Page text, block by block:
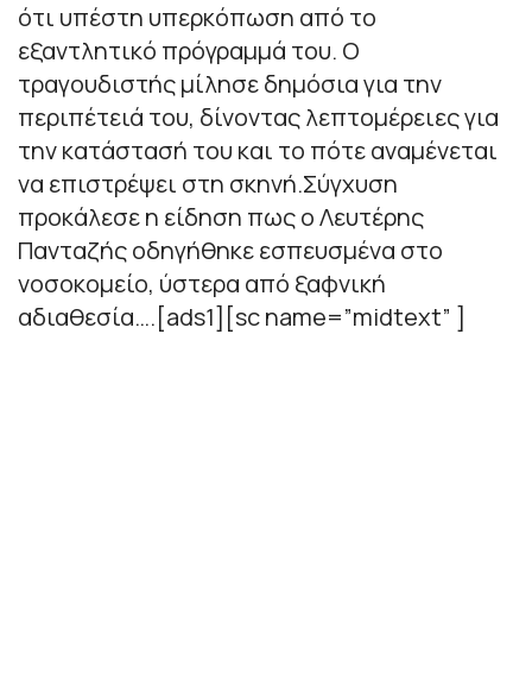
ότι υπέστη υπερκόπωση από το
εξαντλητικό πρόγραμμά του. Ο
τραγουδιστής μίλησε δημόσια για την
περιπέτειά του, δίνοντας λεπτομέρειες για
την κατάστασή του και το πότε αναμένεται
να επιστρέψει στη σκηνή.Σύγχυση
προκάλεσε η είδηση πως ο Λευτέρης
Πανταζής οδηγήθηκε εσπευσμένα στο
νοσοκομείο, ύστερα από ξαφνική
αδιαθεσία….[ads1][sc name=”midtext” ]